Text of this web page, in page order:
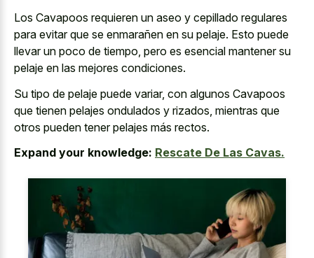
Los Cavapoos requieren un aseo y cepillado regulares
para evitar que se enmarañen en su pelaje. Esto puede
llevar un poco de tiempo, pero es esencial mantener su
pelaje en las mejores condiciones.
Su tipo de pelaje puede variar, con algunos Cavapoos
que tienen pelajes ondulados y rizados, mientras que
otros pueden tener pelajes más rectos.
Expand your knowledge: Rescate De Las Cavas.